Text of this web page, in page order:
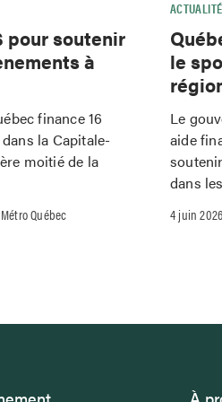
pour soutenir
à
finance 16
la Capitale-
moitié de la
Québec
le
Le
aide
dans
4 juin